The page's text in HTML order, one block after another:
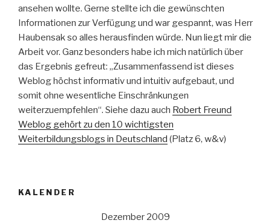
ansehen wollte. Gerne stellte ich die gewünschten
Informationen zur Verfügung und war gespannt, was Herr
Haubensak so alles herausfinden würde. Nun liegt mir die
Arbeit vor. Ganz besonders habe ich mich natürlich über
das Ergebnis gefreut: „Zusammenfassend ist dieses
Weblog höchst informativ und intuitiv aufgebaut, und
somit ohne wesentliche Einschränkungen
weiterzuempfehlen“. Siehe dazu auch Robert Freund
Weblog gehört zu den 10 wichtigsten
Weiterbildungsblogs in Deutschland (Platz 6, w&v)
KALENDER
Dezember 2009